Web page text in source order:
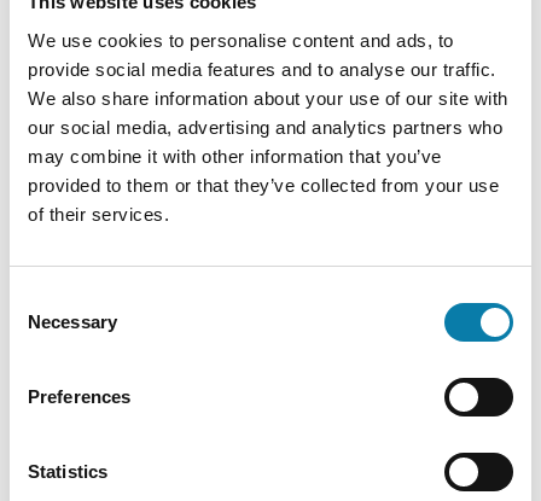
We use cookies to personalise content and ads, to
provide social media features and to analyse our traffic.
We also share information about your use of our site with
our social media, advertising and analytics partners who
may combine it with other information that you’ve
provided to them or that they’ve collected from your use
of their services.
Selection
Necessary
Preferences
Statistics
Ajankohtaista
Nuorisotilat
Nuorisotila Lymy
Nuorisotila Potero
Vetämäjärvi
Jalkautuva nuorisotyö
Nuorisovaltuusto